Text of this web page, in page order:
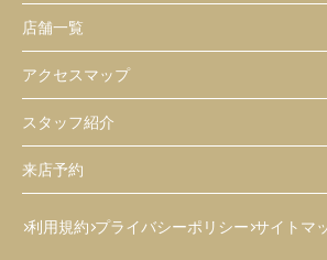
店舗一覧
アクセスマップ
スタッフ紹介
来店予約
利用規約 プライバシーポリシー サイトマ